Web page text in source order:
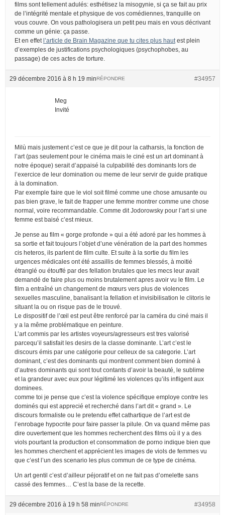
films sont tellement adulés: esthétisez la misogynie, si ça se fait au prix
de l’intégrité mentale et physique de vos comédiennes, tranquille on
vous couvre. On vous pathologisera un petit peu mais en vous décrivant
comme un génie: ça passe.
Et en effet l’article de Brain Magazine que tu cites plus haut est plein
d’exemples de justifications psychologiques (psychophobes, au
passage) de ces actes de torture.
29 décembre 2016 à 8 h 19 min #34957
RÉPONDRE
Meg
Invité
Milù mais justement c’est ce que je dit pour la catharsis, la fonction de
l’art (pas seulement pour le cinéma mais le ciné est un art dominant à
notre époque) serait d’appaisé la culpabilité des dominants lors de
l’exercice de leur domination ou meme de leur servir de guide pratique
à la domination.
Par exemple faire que le viol soit filmé comme une chose amusante ou
pas bien grave, le fait de frapper une femme montrer comme une chose
normal, voire recommandable. Comme dit Jodorowsky pour l’art si une
femme est baisé c’est mieux.
Je pense au film « gorge profonde » qui a été adoré par les hommes à
sa sortie et fait toujours l’objet d’une vénération de la part des hommes
cis heteros, ils parlent de film culte. Et suite à la sortie du film les
urgences médicales ont été assaillis de femmes blessés, à moitié
étranglé ou étouffé par des fellation brutales que les mecs leur avait
demandé de faire plus ou moins brutalement apres avoir vu le film. Le
film a entraîné un changement de mœurs vers plus de violences
sexuelles masculine, banalisant la fellation et invisibilisation le clitoris le
situant la ou on risque pas de le trouvé.
Le dispositif de l’œil est peut être renforcé par la caméra du ciné mais il
y a la même problématique en peinture.
L’art commis par les artistes voyeurs/agresseurs est tres valorisé
parcequ’il satisfait les desirs de la classe dominante. L’art c’est le
discours émis par une catégorie pour celleux de sa categorie. L’art
dominant, c’est des dominants qui montrent comment bien dominé à
d’autres dominants qui sont tout contants d’avoir la beauté, le sublime
et la grandeur avec eux pour légitimé les violences qu’ils infligent aux
dominees.
comme toi je pense que c’est la violence spécifique employe contre les
dominés qui est apprecié et recherché dans l’art dit « grand ». Le
discours formaliste ou le pretendu effet cathartique de l’art est de
l’enrobage hypocrite pour faire passer la pilule. On va quand même pas
dire ouvertement que les hommes recherchent des films où il y a des
viols pourtant la production et consommation de porno indique bien que
les hommes cherchent et apprécient les images de viols de femmes vu
que c’est l’un des scenario les plus commun de ce type de cinéma.
Un art gentil c’est d’ailleur péjoratif et on ne fait pas d’omelette sans
cassé des femmes… C’est la base de la recette.
29 décembre 2016 à 19 h 58 min #34958
RÉPONDRE